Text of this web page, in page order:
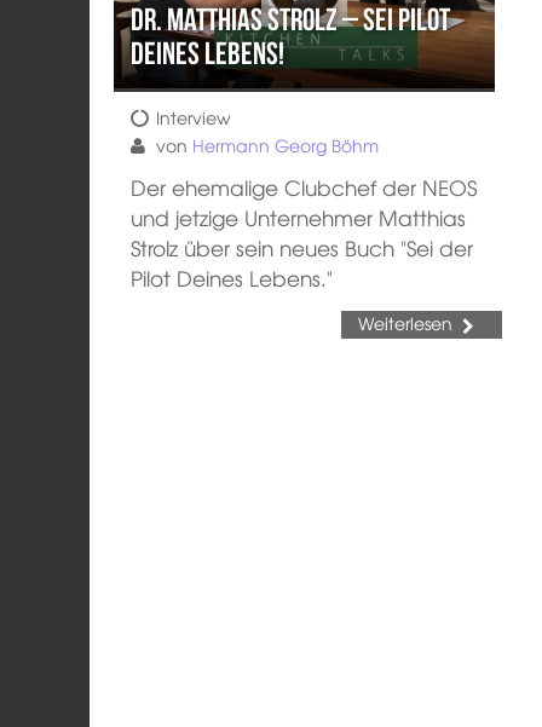
Dr. Matthias Strolz – Sei Pilot
Deines Lebens!
Interview
von Hermann Georg Böhm
Der ehemalige Clubchef der NEOS
und jetzige Unternehmer Matthias
Strolz über sein neues Buch "Sei der
Pilot Deines Lebens."
Weiterlesen